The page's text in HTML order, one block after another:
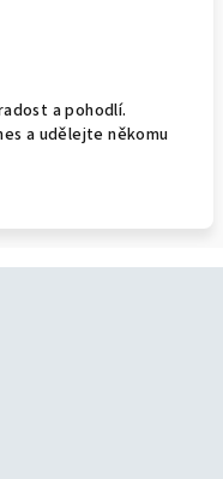
a pohodlí.
a udělejte někomu